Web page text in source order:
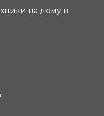
на дому в